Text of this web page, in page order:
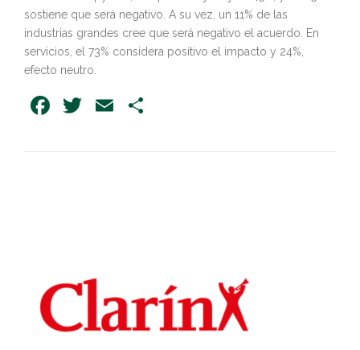
sostiene que será negativo. A su vez, un 11% de las
industrias grandes cree que será negativo el acuerdo. En
servicios, el 73% considera positivo el impacto y 24%,
efecto neutro.
Facebook
Twitter
Email